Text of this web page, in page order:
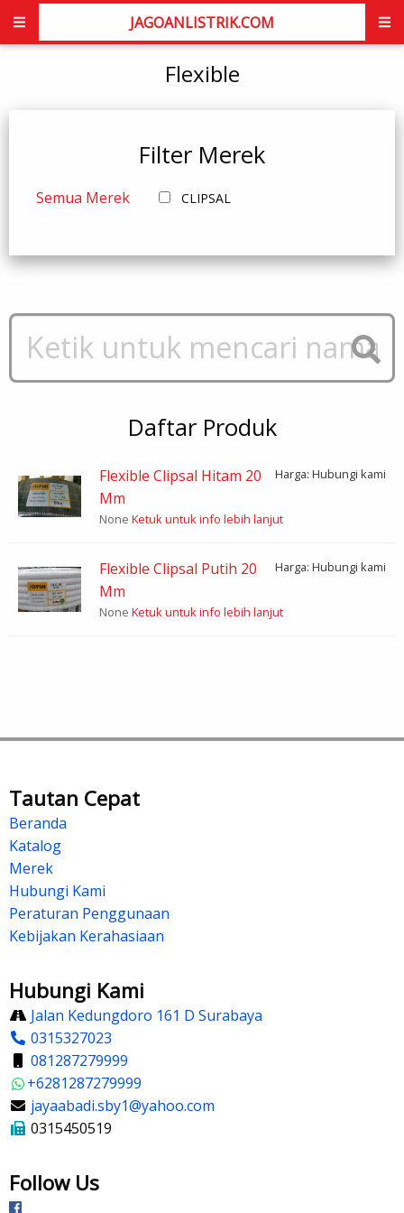
JAGOANLISTRIK.COM
Flexible
Filter Merek
Semua Merek CLIPSAL
Daftar Produk
Flexible Clipsal Hitam 20
Mm
Harga: Hubungi kami
None Ketuk untuk info lebih lanjut
Flexible Clipsal Putih 20
Mm
Harga: Hubungi kami
None Ketuk untuk info lebih lanjut
Tautan Cepat
Beranda
Katalog
Merek
Hubungi Kami
Peraturan Penggunaan
Kebijakan Kerahasiaan
Hubungi Kami
Jalan Kedungdoro 161 D Surabaya
0315327023
081287279999
+6281287279999
jayaabadi.sby1@yahoo.com
0315450519
Follow Us